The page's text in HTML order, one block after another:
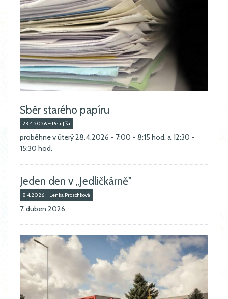
Sběr starého papíru
23.4.2026 – Petr Jíša
proběhne v úterý 28.4.2026 - 7:00 - 8:15 hod. a 12:30 -
15:30 hod.
Jeden den v „Jedličkárně"
8.4.2026 – Lenka Proschková
7. duben 2026